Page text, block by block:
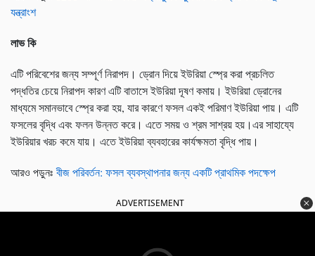
যন্ত্রাংশ
লাভ কি
এটি পরিবেশের জন্য সম্পূর্ণ নিরাপদ। ড্রোন দিয়ে ইউরিয়া স্প্রে করা প্রচলিত
পদ্ধতির চেয়ে নিরাপদ কারণ এটি বাতাসে ইউরিয়া দূষণ কমায়। ইউরিয়া ড্রোনের
মাধ্যমে সমানভাবে স্প্রে করা হয়, যার কারণে ফসল একই পরিমাণ ইউরিয়া পায়। এটি
ফসলের বৃদ্ধি এবং ফলন উন্নত করে। এতে সময় ও শ্রম সাশ্রয় হয়।এর সাহায্যে
ইউরিয়ার খরচ কমে যায়। এতে ইউরিয়া ব্যবহারের কার্যক্ষমতা বৃদ্ধি পায়।
আরও পড়ুনঃবীজ পরিবর্তন: ফসল ব্যবস্থাপনার জন্য একটি প্রাথমিক পদক্ষেপ
ADVERTISEMENT